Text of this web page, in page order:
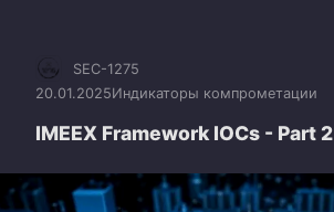
SEC-1275
20.01.2025Индикаторы компрометации
IMEEX Framework IOCs - Part 2